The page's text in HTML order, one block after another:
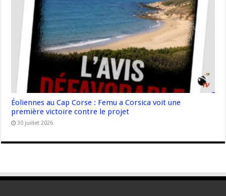
Éoliennes au Cap Corse : Femu a Corsica voit une
première victoire contre le projet
30 juillet 2026